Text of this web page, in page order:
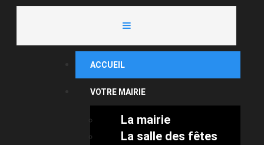
ACCUEIL
VOTRE MAIRIE
La mairie
La salle des fêtes